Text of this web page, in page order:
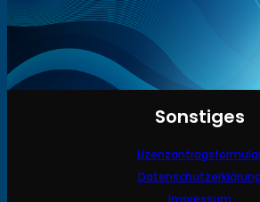
Sonstiges
Datenschutzerklärung
Impressum